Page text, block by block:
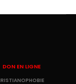
DON EN LIGNE